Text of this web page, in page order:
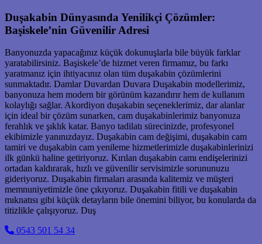
Duşakabin Dünyasında Yenilikçi Çözümler:
Başiskele’nin Güvenilir Adresi
Banyonuzda yapacağınız küçük dokunuşlarla bile büyük farklar
yaratabilirsiniz. Başiskele’de hizmet veren firmamız, bu farkı
yaratmanız için ihtiyacınız olan tüm duşakabin çözümlerini
sunmaktadır. Damlar Duvardan Duvara Duşakabin modellerimiz,
banyonuza hem modern bir görünüm kazandırır hem de kullanım
kolaylığı sağlar. Akordiyon duşakabin seçeneklerimiz, dar alanlar
için ideal bir çözüm sunarken, cam duşakabinlerimiz banyonuza
ferahlık ve şıklık katar. Banyo tadilatı sürecinizde, profesyonel
ekibimizle yanınızdayız. Duşakabin cam değişimi, duşakabin cam
tamiri ve duşakabin cam yenileme hizmetlerimizle duşakabinlerinizi
ilk günkü haline getiriyoruz. Kırılan duşakabin camı endişelerinizi
ortadan kaldırarak, hızlı ve güvenilir servisimizle sorununuzu
gideriyoruz. Duşakabin firmaları arasında kalitemiz ve müşteri
memnuniyetimizle öne çıkıyoruz. Duşakabin fitili ve duşakabin
mıknatısı gibi küçük detayların bile önemini biliyor, bu konularda da
titizlikle çalışıyoruz. Duş
0543 501 54 34